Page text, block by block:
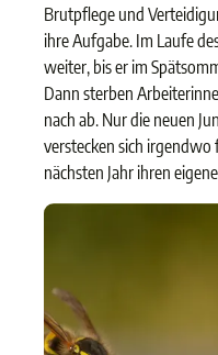
Brutpflege und
ihre Aufgabe. Im Laufe
weiter, bis er im
Dann sterben
nach ab. Nur die neuen
verstecken sich
nächsten Jahr ihren